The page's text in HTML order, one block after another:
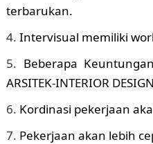
terbarukan.
Intervisual memiliki
Beberapa
ARSITEK-INTERIOR
Kordinasi pekerjaan
Pekerjaan akan lebih